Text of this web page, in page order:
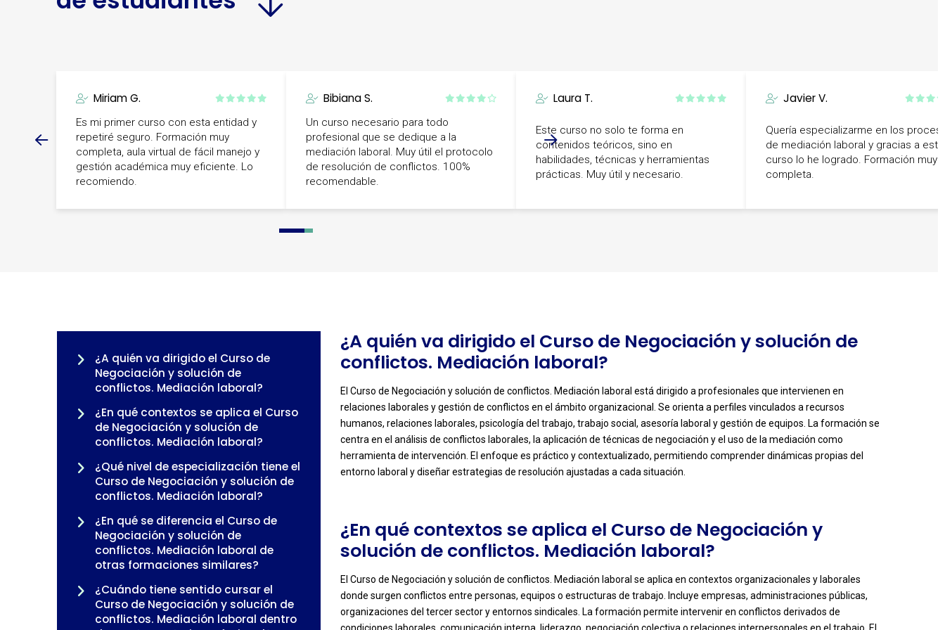
Miriam G.
Es mi primer curso con esta entidad y
repetiré seguro. Formación muy
completa, aula virtual de fácil manejo y
gestión académica muy eficiente. Lo
recomiendo.
Bibiana S.
Un curso necesario para todo
profesional que se dedique a la
mediación laboral. Muy útil el protocolo
de resolución de conflictos. 100%
recomendable.
Laura T.
Este curso no solo te forma en
contenidos teóricos, sino en
habilidades, técnicas y herramientas
prácticas. Muy útil y necesario.
Javier V.
Quería especializarme en los
de mediación laboral y gracias a este
curso lo he logrado. Formación muy
completa.
0 1
¿A quién va dirigido el Curso de
Negociación y solución de
conflictos. Mediación laboral?
¿En qué contextos se aplica el Curso
de Negociación y solución de
conflictos. Mediación laboral?
¿Qué nivel de especialización tiene el
Curso de Negociación y solución de
conflictos. Mediación laboral?
¿En qué se diferencia el Curso de
Negociación y solución de
conflictos. Mediación laboral de
otras formaciones similares?
¿Cuándo tiene sentido cursar el
Curso de Negociación y solución de
conflictos. Mediación laboral dentro
¿A quién va dirigido el Curso de Negociación y solución de
conflictos. Mediación laboral?
El Curso de Negociación y solución de conflictos. Mediación laboral está dirigido a profesionales que intervienen en
relaciones laborales y gestión de conflictos en el ámbito organizacional. Se orienta a perfiles vinculados a recursos
humanos, relaciones laborales, psicología del trabajo, trabajo social, asesoría laboral y gestión de equipos. La formación se
centra en el análisis de conflictos laborales, la aplicación de técnicas de negociación y el uso de la mediación como
herramienta de intervención. El enfoque es práctico y contextualizado, permitiendo comprender dinámicas propias del
entorno laboral y diseñar estrategias de resolución ajustadas a cada situación.
-
¿En qué contextos se aplica el Curso de Negociación y
solución de conflictos. Mediación laboral?
El Curso de Negociación y solución de conflictos. Mediación laboral se aplica en contextos organizacionales y laborales
donde surgen conflictos entre personas, equipos o estructuras de trabajo. Incluye empresas, administraciones públicas,
organizaciones del tercer sector y entornos sindicales. La formación permite intervenir en conflictos derivados de
-